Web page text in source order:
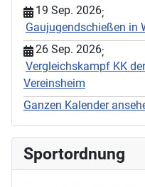
19 Sep. 2026;
Gaujugendschießen in
26 Sep. 2026;
Vergleichskampf KK
Vereinsheim
Ganzen Kalender
Sportordnung